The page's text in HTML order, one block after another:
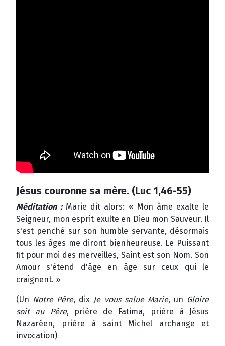
Jésus couronne sa mère. (Luc 1,46-55)
Méditation : Marie dit alors: « Mon âme exalte le
Seigneur, mon esprit exulte en Dieu mon Sauveur. Il
s'est penché sur son humble servante, désormais
tous les âges me diront bienheureuse. Le Puissant
fit pour moi des merveilles, Saint est son Nom. Son
Amour s'étend d'âge en âge sur ceux qui le
craignent. »
(Un Notre Père, dix Je vous salue Marie, un Gloire
soit au Père, prière de Fatima, prière à Jésus
Nazaréen, prière à saint Michel archange et
invocation)